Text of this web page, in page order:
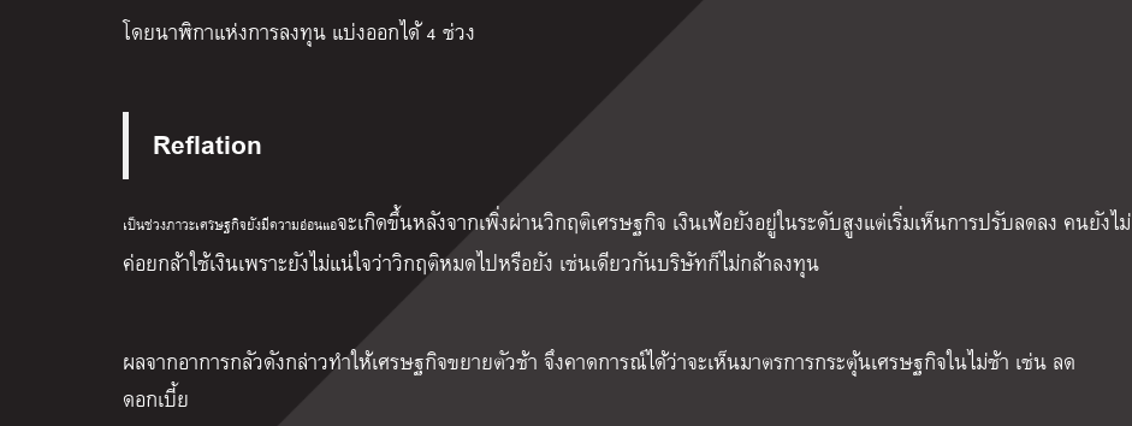
โดยนาฬิกาแห่งการลงทุน แบ่งออกได้ 4 ช่วง
Reflation
เป็นช่วงภาวะเศรษฐกิจยังมีความอ่อนแอจะเกิดขึ้นหลังจากเพิ่งผ่านวิกฤติเศรษฐกิจ เงินเฟ้อยังอยู่ในระดับสูงแต่เริ่มเห็นการปรับลดลง คนยังไม่
ค่อยกล้าใช้เงินเพราะยังไม่แน่ใจว่าวิกฤติหมดไปหรือยัง เช่นเดียวกันบริษัทก็ไม่กล้าลงทุน
ผลจากอาการกลัวดังกล่าวทำให้เศรษฐกิจขยายตัวช้า จึงคาดการณ์ได้ว่าจะเห็นมาตรการกระตุ้นเศรษฐกิจในไม่ช้า เช่น ลด
ดอกเบี้ย